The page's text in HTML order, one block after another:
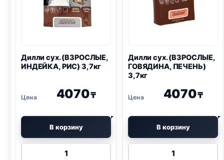
Дилли сух. (ВЗРОСЛЫЕ,
ИНДЕЙКА, РИС) 3,7кг
4070₸
В корзину
Количество
Дилли сух. (ВЗРОСЛЫЕ,
ГОВЯДИНА, ПЕЧЕНЬ)
3,7кг
4070₸
В корзину
Количество